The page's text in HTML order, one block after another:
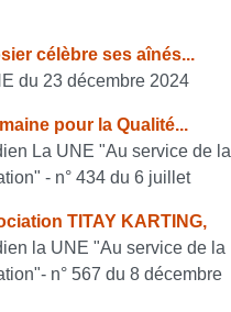
également
célèbre ses aînés...
du 23 décembre 2024
pour la Qualité...
La UNE "Au service de la
- n° 434 du 6 juillet
TITAY KARTING,
la UNE "Au service de la
n° 567 du 8 décembre